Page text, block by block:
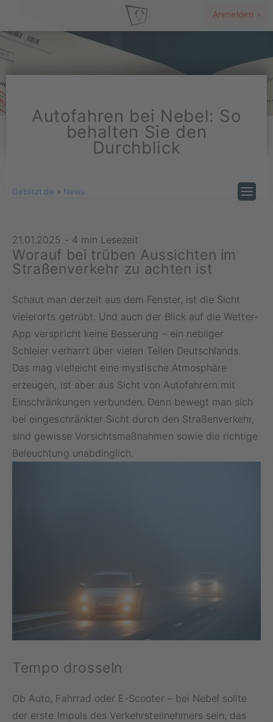
Anmelden ›
Autofahren bei Nebel: So
behalten Sie den
Durchblick
Geblitzt.de » News
21.01.2025 - 4 min Lesezeit
Worauf bei trüben Aussichten im
Straßenverkehr zu achten ist
Schaut man derzeit aus dem Fenster, ist die Sicht
vielerorts getrübt. Und auch der Blick auf die Wetter-
App verspricht keine Besserung – ein nebliger
Schleier verharrt über vielen Teilen Deutschlands.
Das mag vielleicht eine mystische Atmosphäre
erzeugen, ist aber aus Sicht von Autofahrern mit
Einschränkungen verbunden. Denn bewegt man sich
bei eingeschränkter Sicht durch den Straßenverkehr,
sind gewisse Vorsichtsmaßnahmen sowie die richtige
Beleuchtung unabdinglich.
Tempo drosseln
Ob Auto, Fahrrad oder E-Scooter – bei Nebel sollte
der erste Impuls des Verkehrsteilnehmers sein, das